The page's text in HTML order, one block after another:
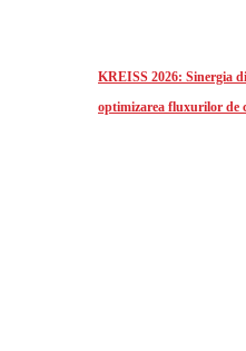
KREISS 2026: Sinergia
optimizarea fluxurilor de